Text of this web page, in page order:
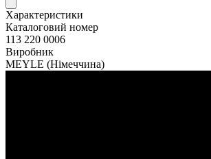
Характеристики
Каталоговий номер
113 220 0006
Виробник
MEYLE (Німеччина)